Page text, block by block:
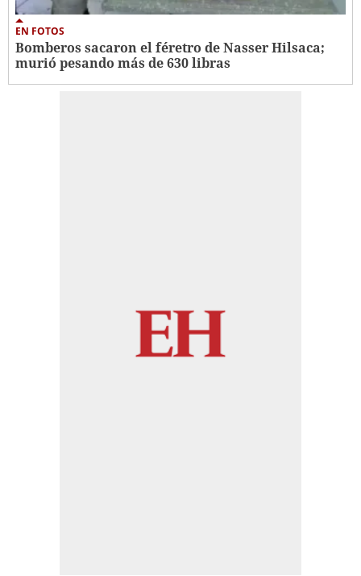
EN FOTOS
Bomberos sacaron el féretro de Nasser Hilsaca;
murió pesando más de 630 libras